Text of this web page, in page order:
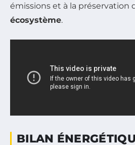
émissions et à la préservation
écosystème.
BILAN